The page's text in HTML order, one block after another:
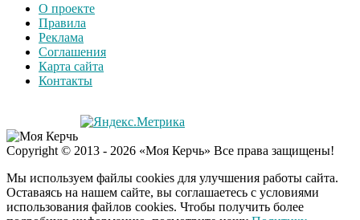
О проекте
Правила
Реклама
Соглашения
Карта сайта
Контакты
Copyright © 2013 - 2026 «Моя Керчь» Все права защищены!
Мы используем файлы cookies для улучшения работы сайта.
Оставаясь на нашем сайте, вы соглашаетесь с условиями
использования файлов cookies. Чтобы получить более